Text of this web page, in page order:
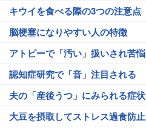
キウイを食べる際の3つの注意点
脳梗塞になりやすい人の特徴
アトピーで「汚い」扱いされ苦悩
認知症研究で「音」注目される
夫の「産後うつ」にみられる症状
大豆を摂取してストレス過食防止